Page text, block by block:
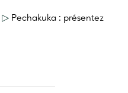
▷ Pechakuka : présentez